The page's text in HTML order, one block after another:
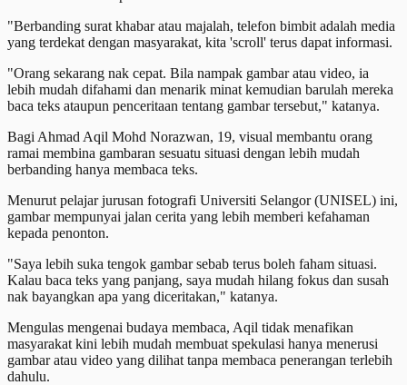
"Berbanding surat khabar atau majalah, telefon bimbit adalah media
yang terdekat dengan masyarakat, kita 'scroll' terus dapat informasi.
"Orang sekarang nak cepat. Bila nampak gambar atau video, ia
lebih mudah difahami dan menarik minat kemudian barulah mereka
baca teks ataupun penceritaan tentang gambar tersebut," katanya.
Bagi Ahmad Aqil Mohd Norazwan, 19, visual membantu orang
ramai membina gambaran sesuatu situasi dengan lebih mudah
berbanding hanya membaca teks.
Menurut pelajar jurusan fotografi Universiti Selangor (UNISEL) ini,
gambar mempunyai jalan cerita yang lebih memberi kefahaman
kepada penonton.
"Saya lebih suka tengok gambar sebab terus boleh faham situasi.
Kalau baca teks yang panjang, saya mudah hilang fokus dan susah
nak bayangkan apa yang diceritakan," katanya.
Mengulas mengenai budaya membaca, Aqil tidak menafikan
masyarakat kini lebih mudah membuat spekulasi hanya menerusi
gambar atau video yang dilihat tanpa membaca penerangan terlebih
dahulu.